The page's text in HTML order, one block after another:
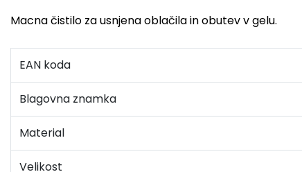
Macna čistilo za usnjena oblačila in obutev v gelu.
EAN koda
Blagovna znamka
Material
Velikost